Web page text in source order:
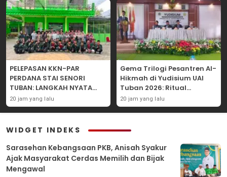
PELEPASAN KKN-PAR
PERDANA STAI SENORI
TUBAN: LANGKAH NYATA
PENGABDIAN KEPADA
MASYARAKAT
20 jam yang lalu
Gema Trilogi Pesantren Al-
Hikmah di Yudisium UAI
Tuban 2026: Ritual
Pelepasan Lulusan yang
Adatif Laksana “Dhamir
20 jam yang lalu
WIDGET INDEKS
Sarasehan Kebangsaan PKB, Anisah Syakur
Ajak Masyarakat Cerdas Memilih dan Bijak
Mengawal